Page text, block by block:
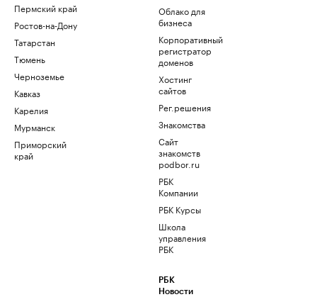
Пермский край
Ростов-на-Дону
Татарстан
Тюмень
Черноземье
Кавказ
Карелия
Мурманск
Приморский
край
Облако для
бизнеса
Корпоративный
регистратор
доменов
Хостинг
сайтов
Рег.решения
Знакомства
Сайт
знакомств
podbor.ru
РБК
Компании
РБК Курсы
Школа
управления
РБК
РБК
Новости